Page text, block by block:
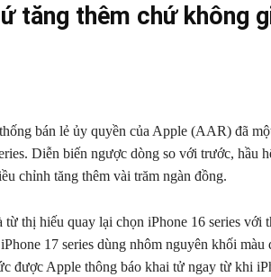
tăng thêm chứ không
bán lẻ ủy quyền của Apple (AAR) đã
Diễn biến ngược dòng so với trước, hầu
chỉnh tăng thêm vài trăm ngàn đồng.
thị hiếu quay lại chọn iPhone 16 series với
17 series dùng nhôm nguyên khối màu
được Apple thông báo khai tử ngay từ khi